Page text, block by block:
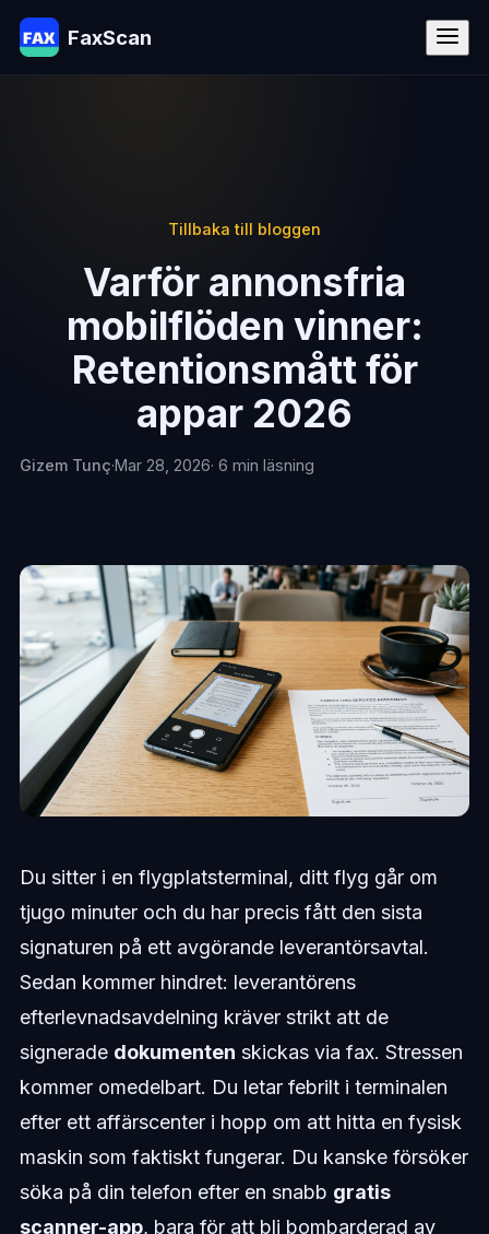
FaxScan
Tillbaka till bloggen
Varför annonsfria
mobilflöden vinner:
Retentionsmått för
appar 2026
Gizem Tunç·Mar 28, 2026· 6 min läsning
Du sitter i en flygplatsterminal, ditt flyg går om
tjugo minuter och du har precis fått den sista
signaturen på ett avgörande leverantörsavtal.
Sedan kommer hindret: leverantörens
efterlevnadsavdelning kräver strikt att de
signerade dokumenten skickas via fax. Stressen
kommer omedelbart. Du letar febrilt i terminalen
efter ett affärscenter i hopp om att hitta en fysisk
maskin som faktiskt fungerar. Du kanske försöker
söka på din telefon efter en snabb gratis
scanner-app, bara för att bli bombarderad av